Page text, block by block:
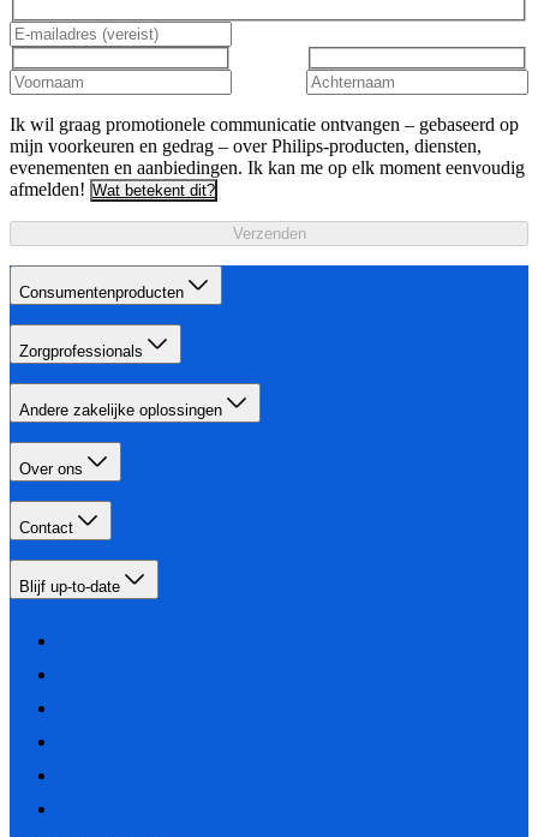
Ik wil graag promotionele communicatie ontvangen – gebaseerd op
mijn voorkeuren en gedrag – over Philips-producten, diensten,
evenementen en aanbiedingen. Ik kan me op elk moment eenvoudig
afmelden! Wat betekent dit?
Verzenden
Consumentenproducten
Zorgprofessionals
Andere zakelijke oplossingen
Over ons
Contact
Blijf up-to-date